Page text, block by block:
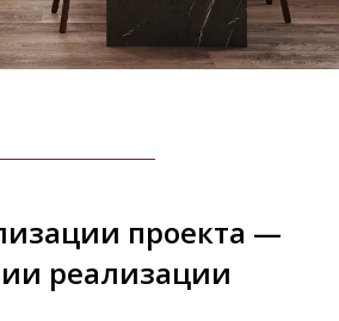
проекта —
реализации